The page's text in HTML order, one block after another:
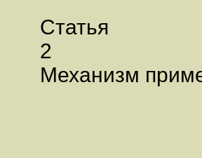
Статья
2
Механизм